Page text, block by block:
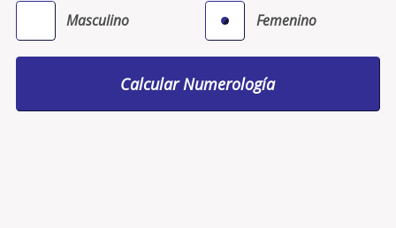
Masculino Femenino